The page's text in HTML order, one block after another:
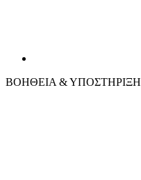
ΒΟΗΘΕΙΑ & ΥΠΟΣΤΗΡΙΞΗ